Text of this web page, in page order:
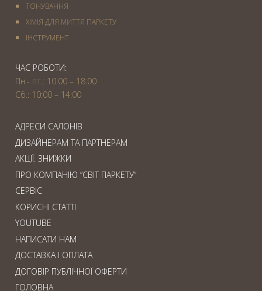
ТОНУВАННЯ
ХІМІЯ ДЛЯ МИТТЯ ПАРКЕТУ
IНСТРУМЕНТ
ЧАС РОБОТИ:
Пн.- пт.: 10:00 – 18:00
Сб.: 10:00 – 14:00
АДРЕСИ САЛОНІВ
ДИЗАЙНЕРАМ ТА ПАРТНЕРАМ
АКЦІЇ. ЗНИЖКИ
ПРО КОМПАНІЮ “СВІТ ПАРКЕТУ”
СЕРВІС
КОРИСНІ СТАТТІ
YOUTUBE
НАПИСАТИ НАМ
ДОСТАВКА І ОПЛАТА
ДОГОВІР ПУБЛІЧНОЇ ОФЕРТИ
ГОЛОВНА